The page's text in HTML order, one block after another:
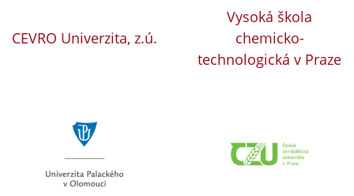
CEVRO Univerzita, z.ú.
Vysoká škola
chemicko-
technologická v Praze